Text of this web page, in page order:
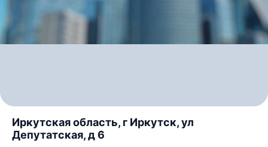
Иркутская область, г Иркутск, ул
Депутатская, д 6